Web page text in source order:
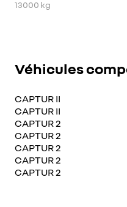
13000 kg
Véhicules
CAPTUR II
CAPTUR II
CAPTUR 2
CAPTUR 2
CAPTUR 2
CAPTUR 2
CAPTUR 2